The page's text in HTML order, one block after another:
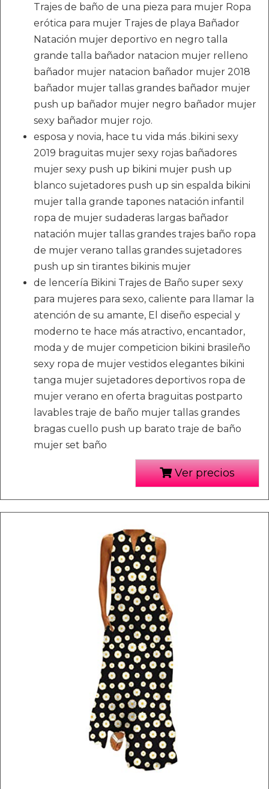
Trajes de baño de una pieza para mujer Ropa
erótica para mujer Trajes de playa Bañador
Natación mujer deportivo en negro talla
grande talla bañador natacion mujer relleno
bañador mujer natacion bañador mujer 2018
bañador mujer tallas grandes bañador mujer
push up bañador mujer negro bañador mujer
sexy bañador mujer rojo.
esposa y novia, hace tu vida más .bikini sexy
2019 braguitas mujer sexy rojas bañadores
mujer sexy push up bikini mujer push up
blanco sujetadores push up sin espalda bikini
mujer talla grande tapones natación infantil
ropa de mujer sudaderas largas bañador
natación mujer tallas grandes trajes baño ropa
de mujer verano tallas grandes sujetadores
push up sin tirantes bikinis mujer
de lencería Bikini Trajes de Baño super sexy
para mujeres para sexo, caliente para llamar la
atención de su amante, El diseño especial y
moderno te hace más atractivo, encantador,
moda y de mujer competicion bikini brasileño
sexy ropa de mujer vestidos elegantes bikini
tanga mujer sujetadores deportivos ropa de
mujer verano en oferta braguitas postparto
lavables traje de baño mujer tallas grandes
bragas cuello push up barato traje de baño
mujer set baño
Ver precios